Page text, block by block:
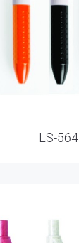
LS-564